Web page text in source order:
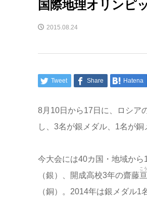
国際地理オリンピ
2015.08.24
Tweet Share Hatena
8月10日から17日に、ロシア
し、3名が銀メダル、1名が
今大会には40カ国・地域か
（銀）、開成高校3年の齋藤
こ
（銅）。2014年は銀メダル1